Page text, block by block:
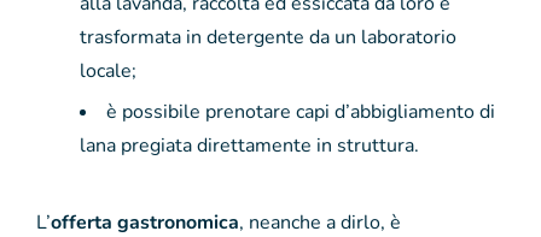
trasformata in detergente da un laboratorio
locale;
è possibile prenotare capi d’abbigliamento di
lana pregiata direttamente in struttura.
L’offerta gastronomica, neanche a dirlo, è